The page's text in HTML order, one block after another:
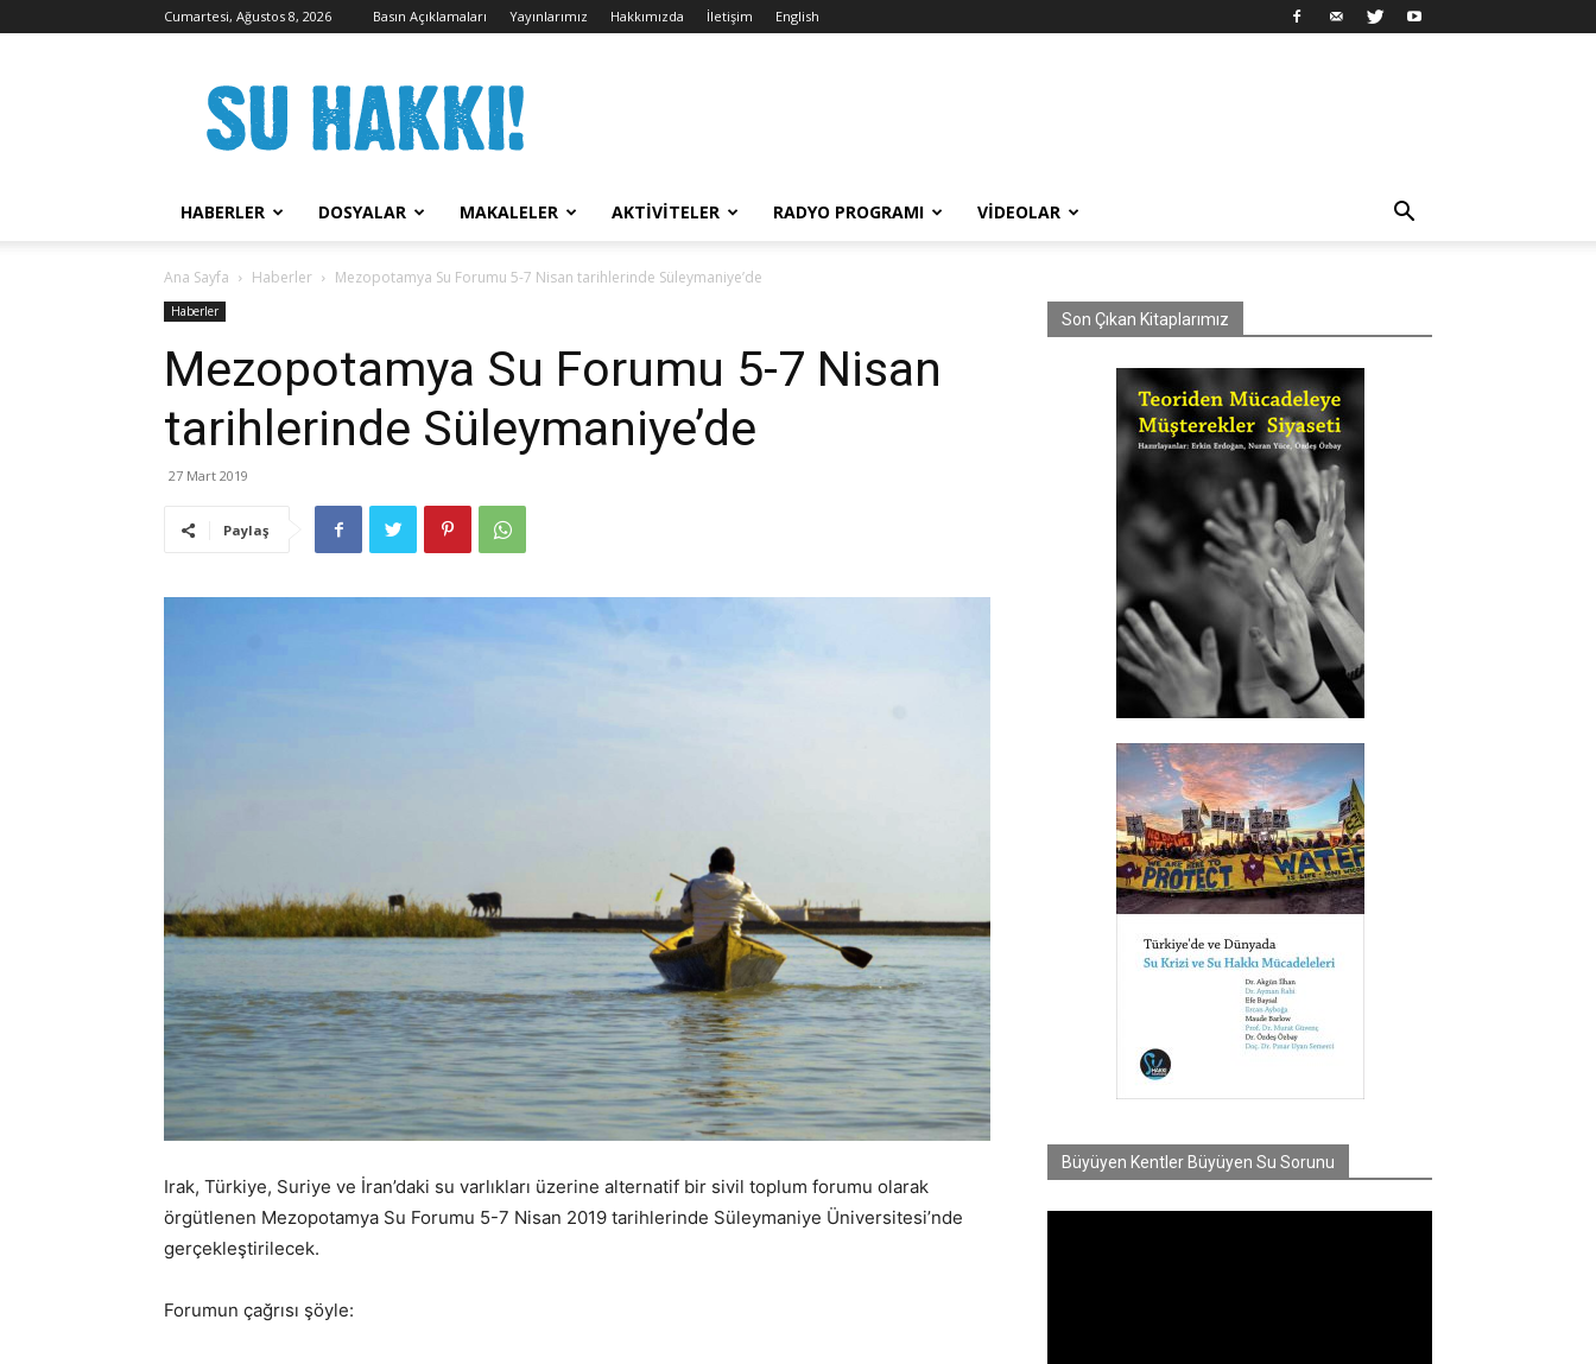
Cumartesi, Ağustos 8, 2026 Basın Açıklamaları Yayınlarımız Hakkımızda İletişim English
Hakkı
Kampanyası
HABERLER DOSYALAR MAKALELER AKTIVITELER RADYO PROGRAMI VIDEOLAR
Ana Sayfa Haberler Mezopotamya Su Forumu 5-7 Nisan tarihlerinde Süleymaniye’de
Haberler
Mezopotamya Su Forumu 5-7 Nisan
tarihlerinde Süleymaniye’de
27 Mart 2019
Paylaş
Irak, Türkiye, Suriye ve İran’daki su varlıkları üzerine alternatif bir sivil toplum forumu olarak
örgütlenen Mezopotamya Su Forumu 5-7 Nisan 2019 tarihlerinde Süleymaniye Üniversitesi’nde
gerçekleştirilecek.
Forumun çağrısı şöyle:
Son Çıkan Kitaplarımız
Büyüyen Kentler Büyüyen Su Sorunu